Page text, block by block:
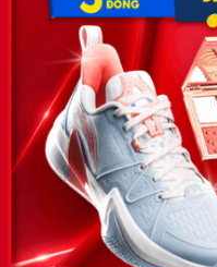
Email:
VỀ
News.timviec.com.vn là
nhân sự, nghề nghiệp do
doanh nghiệp, nhân sự
cập nhật thông tin và
KẾT NỐI